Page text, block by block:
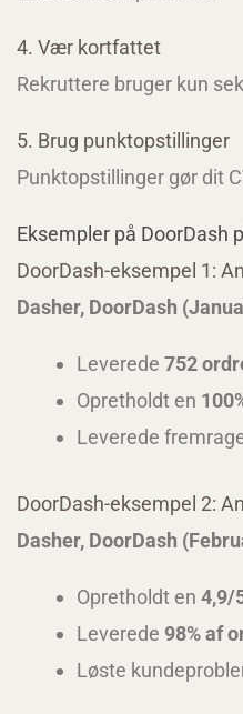
4. Vær kortfattet
Rekruttere bruger kun
5. Brug punktopstillinger
Punktopstillinger gør dit
Eksempler på DoorDash
DoorDash-eksempel 1:
Dasher, DoorDash
Leverede 752
Opretholdt en
Leverede
DoorDash-eksempel 2:
Dasher, DoorDash
Opretholdt en 4,9/
Leverede 98% af
Løste